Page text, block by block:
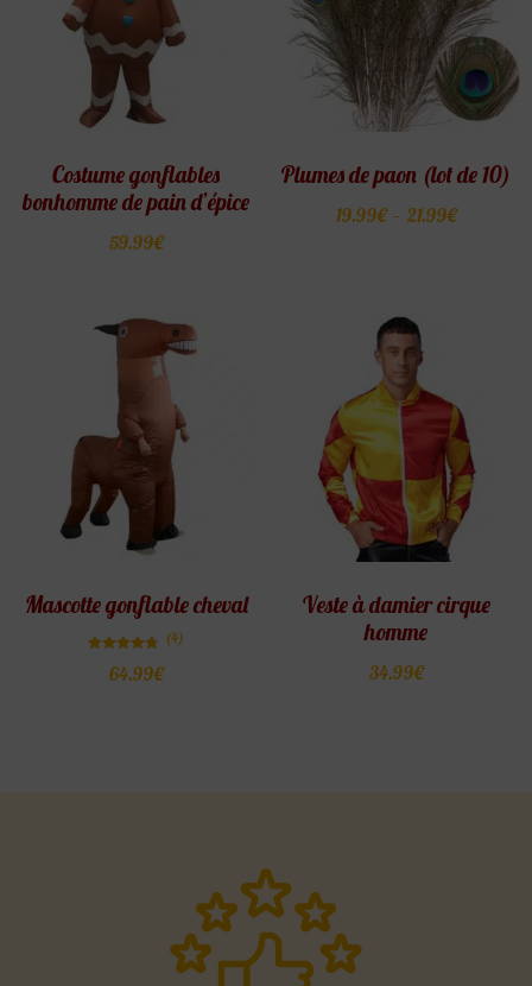
Costume gonflables
bonhomme de pain d’épice
59.99€
Plumes de paon (lot de 10)
19.99€ – 21.99€
Mascotte gonflable cheval
4.75
(4)
64.99€
Veste à damier cirque
homme
34.99€